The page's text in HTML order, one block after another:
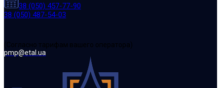
38 (050) 457-77-90
38 (050) 487-54-03
(Cогласно тарифам вашего оператора)
pmp@etal.ua